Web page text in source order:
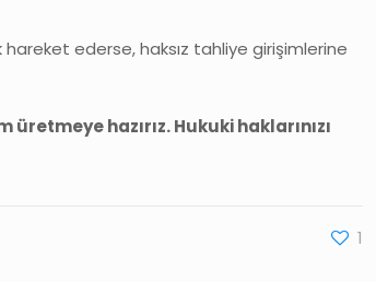
hareket ederse, haksız tahliye girişimlerine
hazırız. Hukuki haklarınızı
1